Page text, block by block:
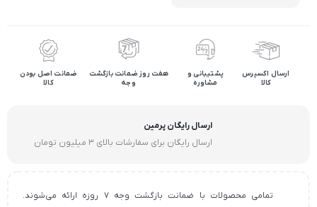
ارسال اکسپرس
کالا
پشتیبانی و
مشاوره
هفت روز ضمانت بازگشت
وجه
ضمانت اصل بودن
کالا
ارسال رایگان پرمین
ارسال رایگان برای سفارشات بالای ۳ میلیون تومان
تمامی محصولات با ضمانت بازگشت وجه ۷ روزه ارائه می‌شوند.